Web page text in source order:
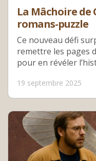
La Mâchoire de
romans-puzzle
Ce nouveau défi
remettre les pages
pour en révéler
19 septembre 2025